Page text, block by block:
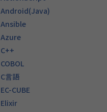
Android(Java)
Ansible
Azure
C++
COBOL
C言語
EC-CUBE
Elixir